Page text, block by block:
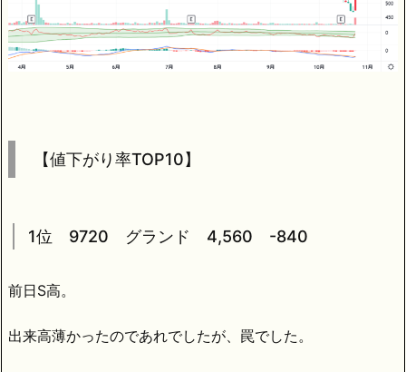
【値下がり率TOP10】
1位 9720 グランド 4,560 -840
前日S高。
出来高薄かったのであれでしたが、罠でした。